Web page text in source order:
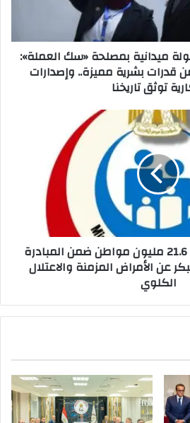
ميدانية بمصلحة «سك العملة»:
قدرات بشرية مميزة.. وإصدارات
توثق تاريخنا
الصحة: فحص أكثر من 21.6 مليون مواطن ضمن المبادرة
عن الأمراض المزمنة والاعتلال
الكلوي